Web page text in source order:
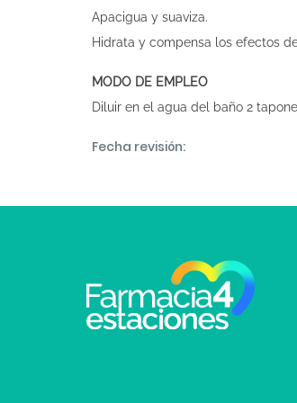
Apacigua y suaviza.
Hidrata y compensa los efectos
MODO DE EMPLEO
Diluir en el agua del baño 2
Fecha revisión: